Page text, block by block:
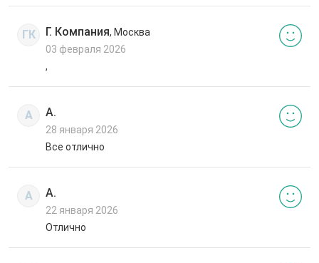
ГК Г. Компания, Москва
03 февраля 2026
,
А А.
28 января 2026
Все отлично
А А.
22 января 2026
Отлично